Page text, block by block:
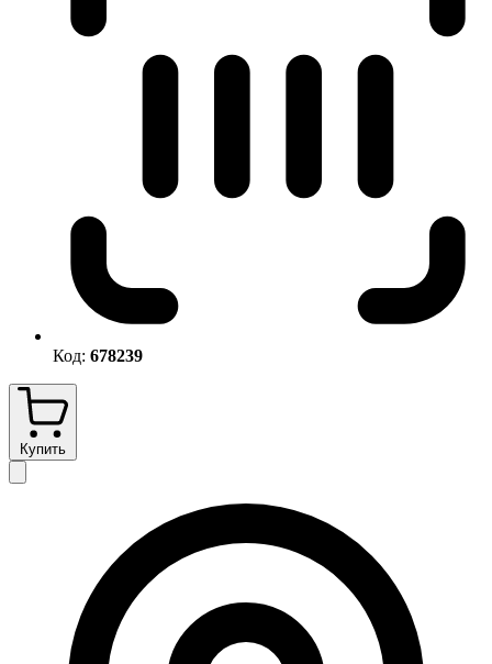
Код: 678239
Купить